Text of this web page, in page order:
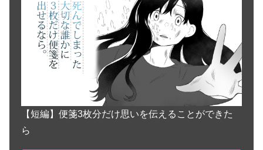
【短編】便箋3枚分だけ思いを伝えることができた
ら